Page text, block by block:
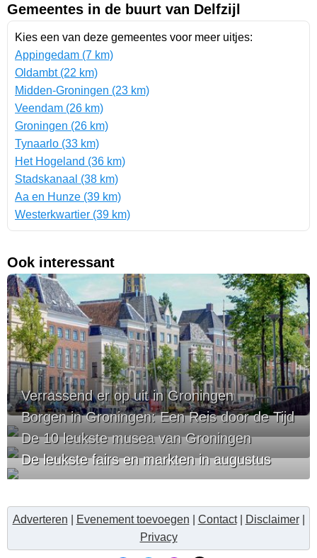
Gemeentes in de buurt van Delfzijl
Kies een van deze gemeentes voor meer uitjes:
Appingedam (7 km)
Oldambt (22 km)
Midden-Groningen (23 km)
Veendam (26 km)
Groningen (26 km)
Tynaarlo (33 km)
Het Hogeland (36 km)
Stadskanaal (38 km)
Aa en Hunze (39 km)
Westerkwartier (39 km)
Ook interessant
Verrassend er op uit in Groningen
Borgen in Groningen: Een Reis door de Tijd
De 10 leukste musea van Groningen
De leukste fairs en markten in augustus
Adverteren Evenement toevoegen Contact| Disclaimer|
Privacy